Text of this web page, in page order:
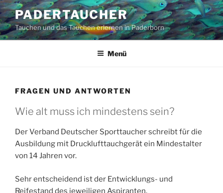
Zum
Inhalt
springen
PADERTAUCHER
Tauchen und das Tauchen erlernen in Paderborn
Menü
FRAGEN UND ANTWORTEN
Wie alt muss ich mindestens sein?
Der Verband Deutscher Sporttaucher schreibt für die
Ausbildung mit Drucklufttauchgerät ein Mindestalter
von 14 Jahren vor.
Sehr entscheidend ist der Entwicklungs- und
Reifestand des jeweiligen Aspiranten.